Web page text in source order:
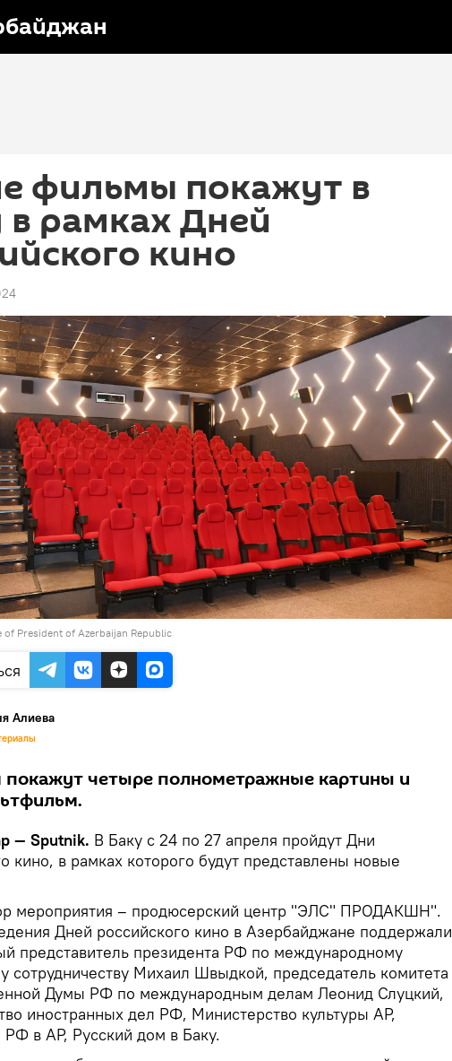
фильмы покажут в
в рамках Дней
кино
of President of Azerbaijan Republic
Алиева
покажут четыре полнометражные картины и
— Sputnik. В Баку с 24 по 27 апреля пройдут Дни
кино, в рамках которого будут представлены новые
мероприятия – продюсерский центр "ЭЛС" ПРОДАКШН".
Дней российского кино в Азербайджане поддержали
представитель президента РФ по международному
сотрудничеству Михаил Швыдкой, председатель комитета
Думы РФ по международным делам Леонид Слуцкий,
иностранных дел РФ, Министерство культуры АР,
РФ в АР, Русский дом в Баку.